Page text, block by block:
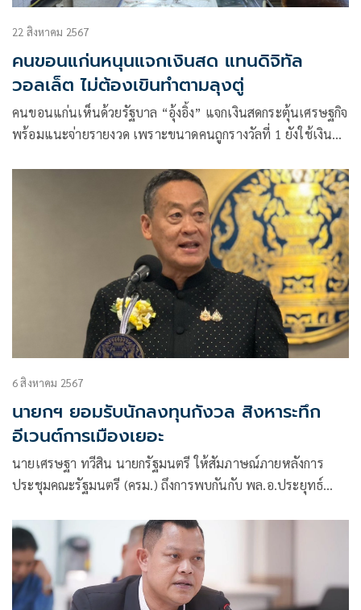
22 สิงหาคม 2567
คนขอนแก่นหนุนแจกเงินสด แทนดิจิทัล
วอลเล็ต ไม่ต้องเขินทำตามลุงตู่
คนขอนแก่นเห็นด้วยรัฐบาล “อุ้งอิ้ง” แจกเงินสดกระตุ้นเศรษฐกิจ
พร้อมแนะจ่ายรายงวด เพราะขนาดคนถูกรางวัลที่ 1 ยังใช้เงิน
6 สิงหาคม 2567
นายกฯ ยอมรับนักลงทุนกังวล สิงหาระทึก
อีเวนต์การเมืองเยอะ
นายเศรษฐา ทวีสิน นายกรัฐมนตรี ให้สัมภาษณ์ภายหลังการ
ประชุมคณะรัฐมนตรี (ครม.) ถึงการพบกันกับ พล.อ.ประยุทธ์
สิน มารดานายกฯ ซึ่งมีเสียงวิพากษ์วิจารณ์ นายกฯมองอย่างไร
โดยนายกฯย้อนถาม